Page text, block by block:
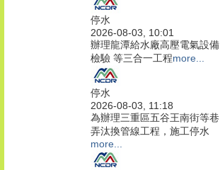
停水
2026-08-03, 10:01
辦理龍潭給水廠高壓電氣設備
檢驗 等三合一工程more...
停水
2026-08-03, 11:18
為辦理三重區五谷王南街等巷
弄汰換管線工程，施工停水
more...